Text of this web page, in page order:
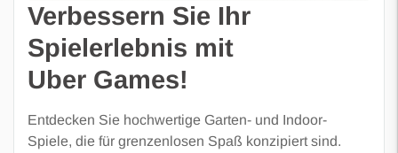
Verbessern Sie Ihr
Spielerlebnis mit
Uber Games!
Entdecken Sie hochwertige Garten- und Indoor-
Spiele, die für grenzenlosen Spaß konzipiert sind.